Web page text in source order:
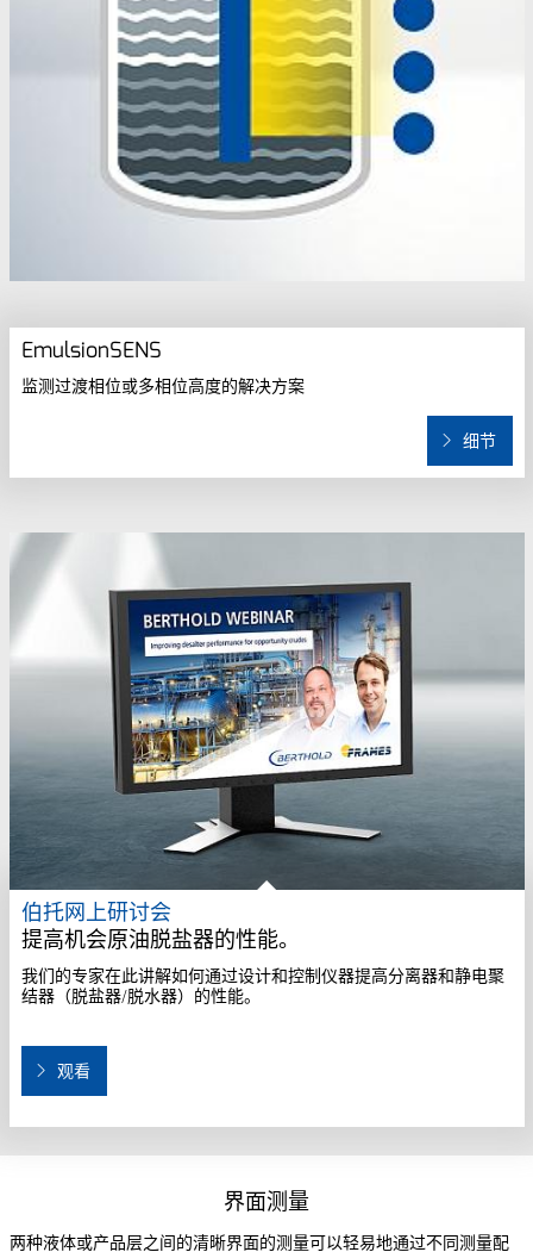
EmulsionSENS
监测过渡相位或多相位高度的解决方案
细节
伯托网上研讨会
提高机会原油脱盐器的性能。
我们的专家在此讲解如何通过设计和控制仪器提高分离器和静电聚
结器（脱盐器/脱水器）的性能。
观看
界面测量
两种液体或产品层之间的清晰界面的测量可以轻易地通过不同测量配